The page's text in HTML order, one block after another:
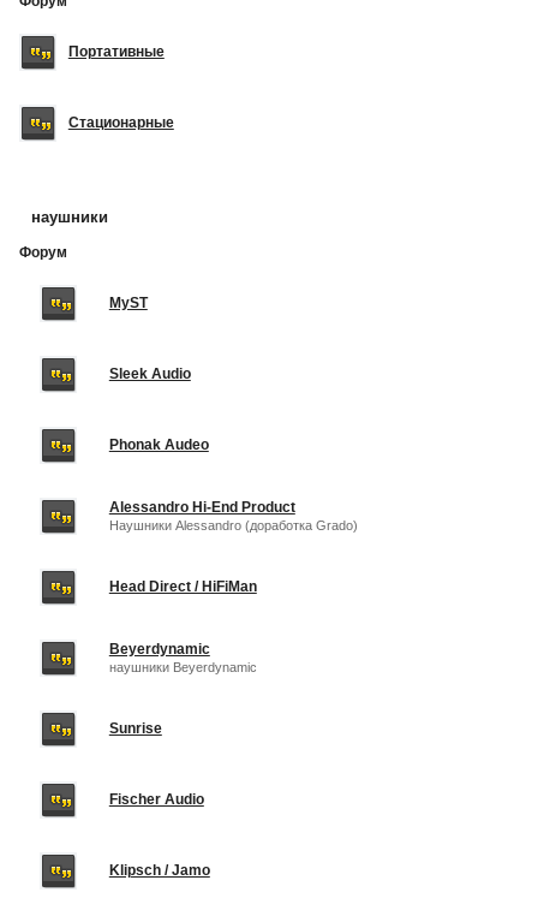
Портативные
Стационарные
наушники
Форум
MyST
Sleek Audio
Phonak Audeo
Alessandro Hi-End Product
Наушники Alessandro (доработка Grado)
Head Direct / HiFiMan
Beyerdynamic
наушники Beyerdynamic
Sunrise
Fischer Audio
Klipsch / Jamo